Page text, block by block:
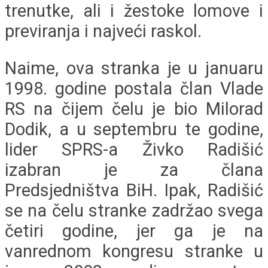
trenutke, ali i žestoke lomove i
previranja i najveći raskol.
Naime, ova stranka je u januaru
1998. godine postala član Vlade
RS na čijem čelu je bio Milorad
Dodik, a u septembru te godine,
lider SPRS-a Živko Radišić
izabran je za člana
Predsjedništva BiH. Ipak, Radišić
se na čelu stranke zadržao svega
četiri godine, jer ga je na
vanrednom kongresu stranke u